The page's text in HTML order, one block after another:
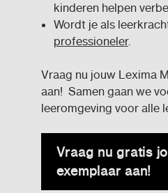
kinderen helpen
Wordt je als
professioneler.
Vraag nu jouw Lexima
aan! Samen gaan we
leeromgeving voor alle
Vraag nu gratis
exemplaar aan!